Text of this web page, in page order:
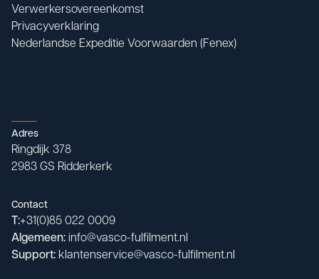
Verwerkersovereenkomst
Privacyverklaring
Nederlandse Expeditie Voorwaarden (Fenex)
Adres
Ringdijk 378
2983 GS Ridderkerk
Contact
T:+31(0)85 022 0009
Algemeen: info@vasco-fulfilment.nl
Support: klantenservice@vasco-fulfilment.nl